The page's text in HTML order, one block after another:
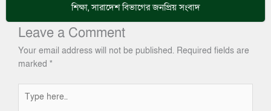
শিক্ষা,সারাদেশবিভাগের জনপ্রিয় সংবাদ
Leave a Comment
Your email address will not be published. Required fields are
marked *
here..